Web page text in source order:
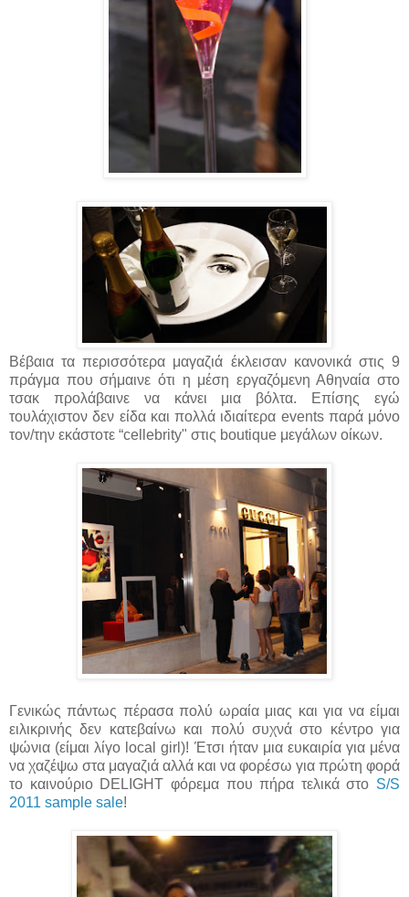
Βέβαια τα περισσότερα μαγαζιά έκλεισαν κανονικά στις 9
πράγμα που σήμαινε ότι η μέση εργαζόμενη Αθηναία στο
τσακ προλάβαινε να κάνει μια βόλτα. Επίσης εγώ
τουλάχιστον δεν είδα και πολλά ιδιαίτερα events παρά μόνο
τον/την εκάστοτε “cellebrity" στις boutique μεγάλων οίκων.
Γενικώς πάντως πέρασα πολύ ωραία μιας και για να είμαι
ειλικρινής δεν κατεβαίνω και πολύ συχνά στο κέντρο για
ψώνια (είμαι λίγο local girl)! Έτσι ήταν μια ευκαιρία για μένα
να χαζέψω στα μαγαζιά αλλά και να φορέσω για πρώτη φορά
το καινούριο DELIGHT φόρεμα που πήρα τελικά στο S/S
2011 sample sale!